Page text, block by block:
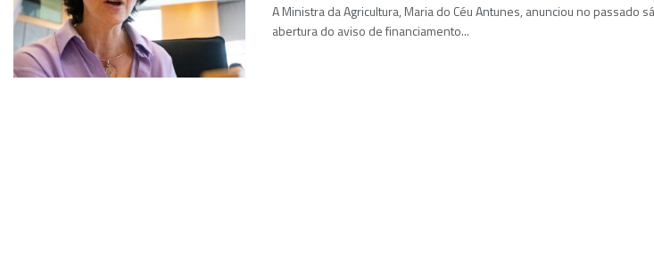
A Ministra da Agricultura, Maria do Céu Antunes, anunciou no passado
abertura do aviso de financiamento...